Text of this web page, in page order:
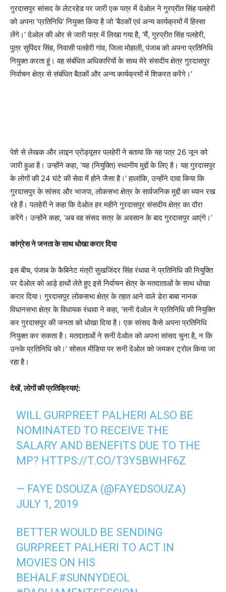
गुरदासपुर सांसद के लेटरहेड पर जारी एक पत्र में देओल ने गुरप्रीत सिंह पलहेरी
को अपना ‘प्रतिनिधि’ नियुक्त किया है जो ‘बैठकों एवं अन्य कार्यक्रमों में हिस्सा
लेंगे।’ देओल की ओर से जारी पत्र में लिखा गया है, ‘मैं, गुरप्रीत सिंह पलहेरी,
पुत्र सुपिंदर सिंह, निवासी पलहेरी गांव, जिला मोहाली, पंजाब को अपना प्रतिनिधि
नियुक्त करता हूं। वह संबंधित अधिकारियों के साथ मेरे संसदीय क्षेत्र गुरदासपुर
निर्वाचन क्षेत्र से संबंधित बैठकों और अन्य कार्यक्रमों में शिकरत करेंगे।’
पेशे से लेखक और लाइन प्रोड्यूसर पलहेरी ने बताया कि यह पत्र 26 जून को
जारी हुआ है। उन्होंने कहा, ‘यह (नियुक्ति) स्थानीय मुद्दों के लिए है। यह गुरदासपुर
के लोगों की 24 घंटे की सेवा में होने जैसा है।’ हालांकि, उन्होंने दावा किया कि
गुरदासपुर के सांसद और भाजपा, लोकसभा क्षेत्र के सार्वजनिक मुद्दों का ध्यान रख
रहे हैं। पलहेरी ने कहा कि देओल हर महीने गुरदासपुर संसदीय क्षेत्र का दौरा
करेंगे। उन्होंने कहा, ‘अब वह संसद सत्र के अवसान के बाद गुरदासपुर आएंगे।’
कांग्रेस ने जनता के साथ धोखा करार दिया
इस बीच, पंजाब के कैबिनेट मंत्री सुखजिंदर सिंह रंधावा ने प्रतिनिधि की नियुक्ति
पर देओल को आड़े हाथों लेते हुए इसे निर्वाचन क्षेत्र के मतदाताओं के साथ धोखा
करार दिया। गुरदासपुर लोकसभा क्षेत्र के तहत आने वाले डेरा बाबा नानक
विधानसभा क्षेत्र के विधायक रंधावा ने कहा, ‘सनी देओल ने प्रतिनिधि की नियुक्ति
कर गुरदासपुर की जनता को धोखा दिया है। एक सांसद कैसे अपना प्रतिनिधि
नियुक्त कर सकता है। मतदाताओं ने सनी देओल को अपना सांसद चुना है, न कि
उनके प्रतिनिधि को।’ सोसल मीडिया पर सनी देओल को जमकर ट्रोल किया जा
रहा है।
देखें, लोगों की प्रतिक्रियाएं:
WILL GURPREET PALHERI ALSO BE
NOMINATED TO RECEIVE THE
SALARY AND BENEFITS DUE TO THE
MP? HTTPS://T.CO/T3Y5BWHF6Z
— FAYE DSOUZA (@FAYEDSOUZA)
JULY 1, 2019
BETTER WOULD BE SENDING
GURPREET PALHERI TO ACT IN
MOVIES ON HIS
BEHALF.#SUNNYDEOL